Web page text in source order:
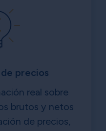
precios
real sobre
brutos y netos
de precios,